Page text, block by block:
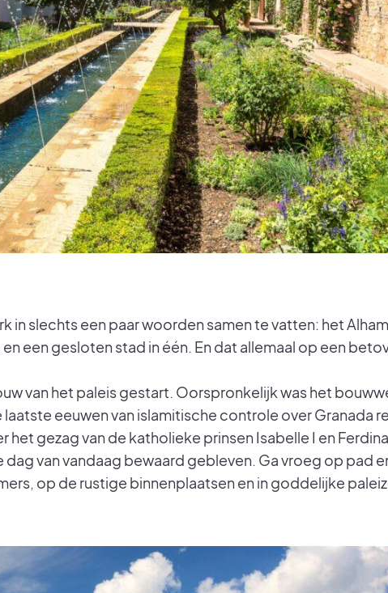
in slechts een paar woorden samen te vatten: het
een gesloten stad in één. En dat allemaal op een
van het paleis gestart. Oorspronkelijk was het
eeuwen van islamitische controle over Granada
het gezag van de katholieke prinsen Isabelle I en
van vandaag bewaard gebleven. Ga vroeg op pad
op de rustige binnenplaatsen en in goddelijke